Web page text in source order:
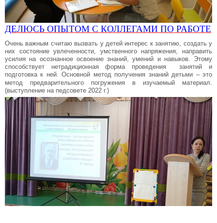
ДЕЛЮСЬ ОПЫТОМ С КОЛЛЕГАМИ ПО РАБОТЕ
Очень важным считаю вызвать у детей интерес к занятию, создать у
них состояние увлеченности, умственного напряжения, направить
усилия на осознанное освоение знаний, умений и навыков. Этому
способствует нетрадиционная форма проведения занятий и
подготовка к ней. Основной метод получения знаний детьми – это
метод предварительного погружения в изучаемый материал.
(выступление на педсовете 2022 г.)